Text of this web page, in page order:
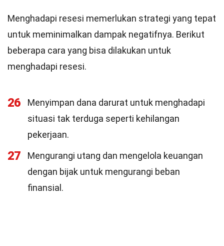
Menghadapi resesi memerlukan strategi yang tepat
untuk meminimalkan dampak negatifnya. Berikut
beberapa cara yang bisa dilakukan untuk
menghadapi resesi.
26
Menyimpan dana darurat untuk menghadapi
situasi tak terduga seperti kehilangan
pekerjaan.
27
Mengurangi utang dan mengelola keuangan
dengan bijak untuk mengurangi beban
finansial.